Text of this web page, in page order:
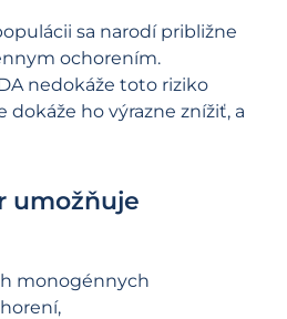
sa narodí približne
ochorením.
nedokáže toto riziko
dokáže ho výrazne znížiť, a
umožňuje
monogénnych